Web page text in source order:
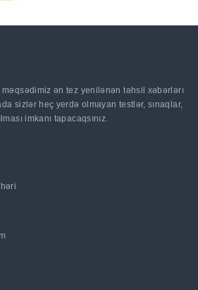
məqsədimiz ən tez yenilənən təhsil xəbərlərı
sizlər heç yerdə olmayan testlər, sınaqlar,
imkanı tapacaqsınız.